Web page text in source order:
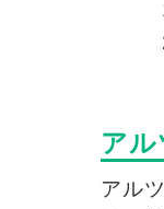
ア
アル